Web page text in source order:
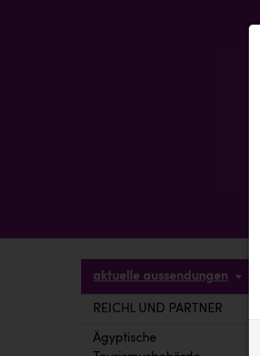
aktuelle aussendungen
REICHL UND PARTNER
Ägyptische